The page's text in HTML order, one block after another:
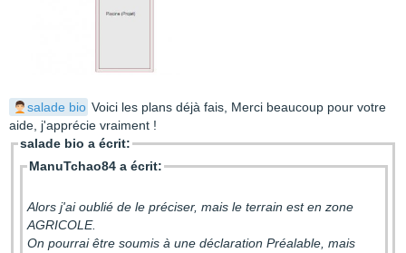
salade bio Voici les plans déjà fais, Merci beaucoup pour votre
aide, j'apprécie vraiment !
salade bio a écrit:
ManuTchao84 a écrit:
Alors j'ai oublié de le préciser, mais le terrain est en zone
AGRICOLE.
On pourrai être soumis à une déclaration Préalable, mais